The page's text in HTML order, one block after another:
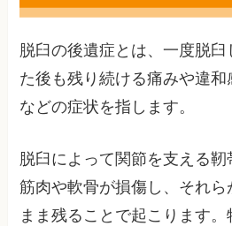
脱臼の後遺症とは、一度脱
た後も残り続ける痛みや違
などの症状を指します。
脱臼によって関節を支える
筋肉や軟骨が損傷し、それ
まま残ることで起こります